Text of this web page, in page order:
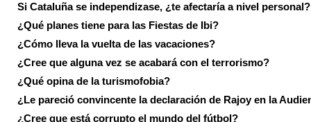
Si Cataluña se independizase, ¿te afectaría a nivel personal?
¿Qué planes tiene para las Fiestas de Ibi?
¿Cómo lleva la vuelta de las vacaciones?
¿Cree que alguna vez se acabará con el terrorismo?
¿Qué opina de la turismofobia?
¿Le pareció convincente la declaración de Rajoy en la
¿Cree que está corrupto el mundo del fútbol?